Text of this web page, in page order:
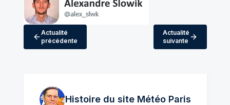
Actualité
précédente
Actualité
suivante
Histoire du site MétéoParis